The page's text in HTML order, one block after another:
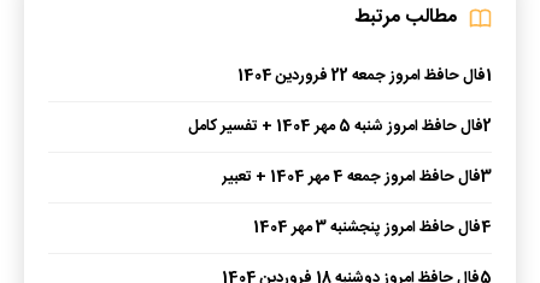
مطالب مرتبط
1فال حافظ امروز جمعه 22 فروردین 1404
2فال حافظ امروز شنبه 5 مهر 1404 + تفسیر کامل
3فال حافظ امروز جمعه 4 مهر 1404 + تعبیر
4فال حافظ امروز پنجشنبه 3 مهر 1404